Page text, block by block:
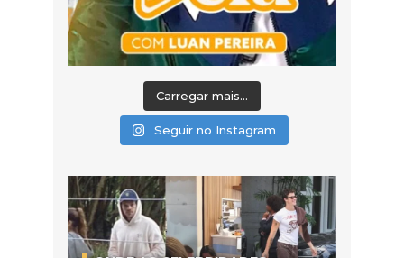
Carregar mais...
Seguir no Instagram